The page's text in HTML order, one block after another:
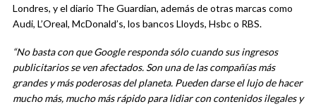
Londres, y el diario The Guardian, además de otras marcas como
Audi, L’Oreal, McDonald’s, los bancos Lloyds, Hsbc o RBS.
“No basta con que Google responda sólo cuando sus ingresos
publicitarios se ven afectados. Son una de las compañías más
grandes y más poderosas del planeta. Pueden darse el lujo de hacer
mucho más, mucho más rápido para lidiar con contenidos ilegales y